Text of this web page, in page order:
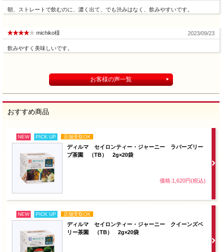
朝、ストレートで飲むのに、濃く出て、でも渋みはなく、飲みやすいです。
michiko様 2023/09/23
飲みやすく美味しいです。
お客様の声一覧
おすすめ商品
NEW PICK UP 店舗受取OK
ディルマ セイロンティー・ジャーニー ラバーズリー
プ茶園 （TB） 2g×20袋
価格:1,620円(税込)
NEW PICK UP 店舗受取OK
ディルマ セイロンティー・ジャーニー クイーンズベ
リー茶園 （TB） 2g×20袋